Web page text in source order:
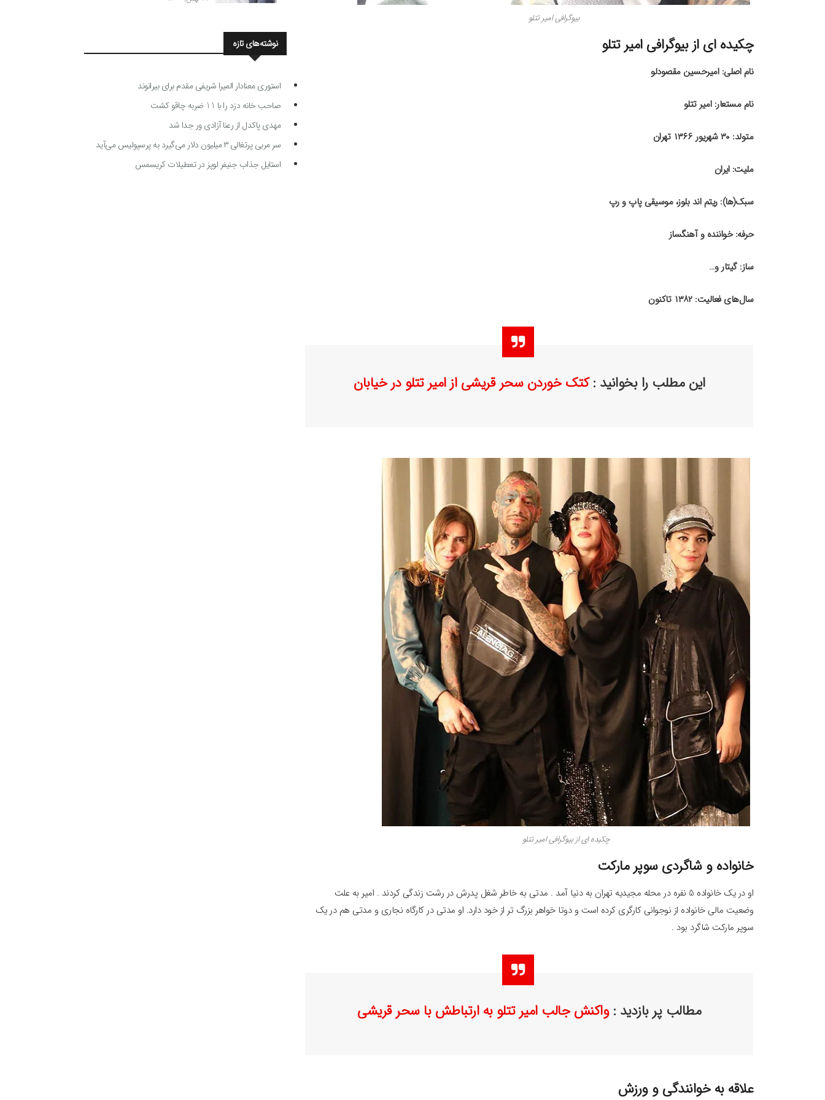
بیوگرافی امیر تتلو
چکیده ای از بیوگرافی امیر تتلو
نام اصلی: امیرحسین مقصودلو
نام مستعار: امیر تتلو
متولد: ۳۰ شهریور ۱۳۶۶ تهران
ملیت: ایران
سبک‌(ها): ریتم اند بلوز، موسیقی پاپ و رپ
حرفه: خواننده و آهنگساز
ساز: گیتار و…
سال‌های فعالیت: ۱۳۸۲ تاکنون
این مطلب را بخوانید :کتک خوردن سحر قریشی از امیر تتلو در خیابان
چکیده ای از بیوگرافی امیر تتلو
خانواده و شاگردی سوپر مارکت
او در یک خانواده 5 نفره در محله مجیدیه تهران به دنیا آمد . مدتی به خاطر شغل پدرش در رشت زندگی کردند . امیر به علت
وضعیت مالی خانواده از نوجوانی کارگری کرده است و دوتا خواهر بزرگ تر از خود دارد. او مدتی در کارگاه نجاری و مدتی هم در یک
سوپر مارکت شاگرد بود .
مطالب پر بازدید :واکنش جالب امیر تتلو به ارتباطش با سحر قریشی
علاقه به خوانندگی و ورزش
نوشته‌های تازه
استوری معنادار المیرا شریفی مقدم برای بیرانوند
صاحب خانه دزد را با 11 ضربه چاقو کشت
مهدی پاکدل از رعنا آزادی ور جدا شد
سر مربی پرتغالی ۳ میلیون دلار می‌گیرد به پرسپولیس می‌آید
استایل جذاب جنیفر لوپز در تعطیلات کریسمس